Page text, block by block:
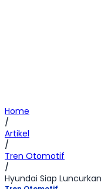
Home
/
Artikel
/
Tren Otomotif
/